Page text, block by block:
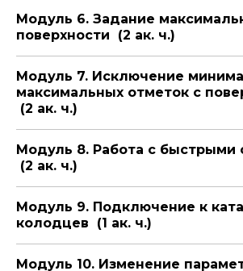
Модуль 6. Задание
поверхности (2 ак. ч.)
Модуль 7. Исключение
максимальных отметок с
(2 ак. ч.)
Модуль 8. Работа с быстрыми
(2 ак. ч.)
Модуль 9. Подключение к
колодцев (1 ак. ч.)
Модуль 10. Изменение